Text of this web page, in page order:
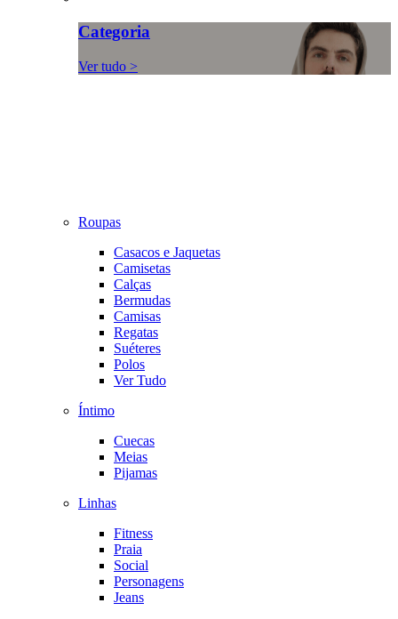
Categoria
Ver tudo >
Roupas
Casacos e Jaquetas
Camisetas
Calças
Bermudas
Camisas
Regatas
Suéteres
Polos
Ver Tudo
Íntimo
Cuecas
Meias
Pijamas
Linhas
Fitness
Praia
Social
Personagens
Jeans